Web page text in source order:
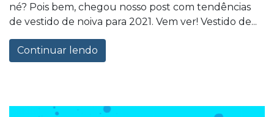
né? Pois bem, chegou nosso post com tendências
de vestido de noiva para 2021. Vem ver! Vestido de...
Continuar lendo